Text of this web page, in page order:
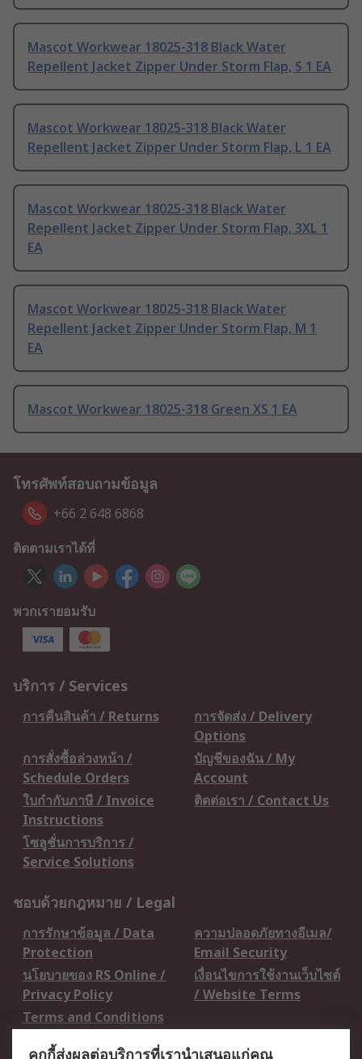
Mascot Workwear 18025-318 Black Water
Repellent Jacket Zipper Under Storm Flap, S 1 EA
Mascot Workwear 18025-318 Black Water
Repellent Jacket Zipper Under Storm Flap, L 1 EA
Mascot Workwear 18025-318 Black Water
Repellent Jacket Zipper Under Storm Flap, 3XL 1
EA
Mascot Workwear 18025-318 Black Water
Repellent Jacket Zipper Under Storm Flap, M 1
EA
Mascot Workwear 18025-318 Green XS 1 EA
โทรศัพท์สอบถามข้อมูล
+66 2 648 6868
ติดตามเราได้ที่
พวกเรายอมรับ
บริการ / Services
การคืนสินค้า / Returns
การจัดส่ง / Delivery
Options
การสั่งซื้อล่วงหน้า /
Schedule Orders
บัญชีของฉัน / My
Account
ใบกำกับภาษี / Invoice
Instructions
ติดต่อเรา / Contact Us
โซลูชั่นการบริการ /
Service Solutions
ชอบด้วยกฎหมาย / Legal
การรักษาข้อมูล / Data
Protection
ความปลอดภัยทางอีเมล/
Email Security
นโยบายของ RS Online /
Privacy Policy
เงื่อนไขการใช้งานเว็บไซต์
/ Website Terms
Terms and Conditions
คุกกี้ส่งผลต่อบริการที่เรานำเสนอแก่คุณ